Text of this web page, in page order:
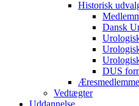
Historisk
Dansk
DUS
Vedtægter
Uddannelse